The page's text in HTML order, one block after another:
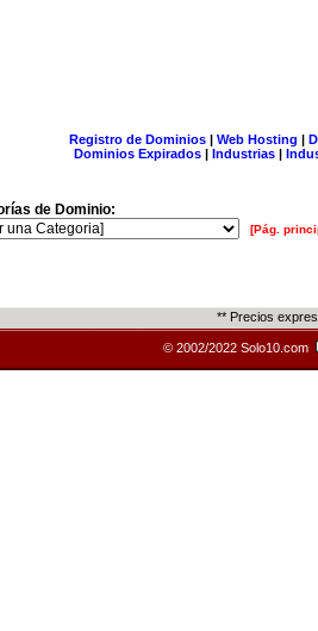
Registro de Dominios| Web Hosting |
Dominios Expirados | Industrias |
de Dominio:
[Pág.
** Precios
© 2002/2022 Solo10.com